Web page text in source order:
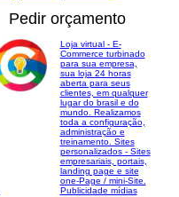
Pedir orçamento
Loja virtual - E-
Commerce turbinado
para sua empresa,
sua loja 24 horas
aberta para seus
clientes, em qualquer
lugar do brasil e do
mundo. Realizamos
toda a configuração,
administração e
treinamento. Sites
personalizados - Sites
empresariais, portais,
landing page e site
one-Page / mini-Site.
Publicidade mídias